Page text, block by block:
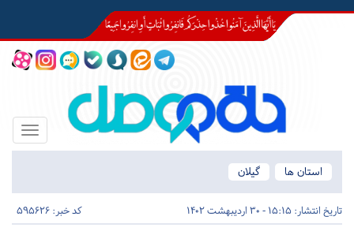
Toggle
استان ها
گیلان
تاریخ انتشار: 15:15 - 30 اردیبهشت 1402 کد خبر: 595626